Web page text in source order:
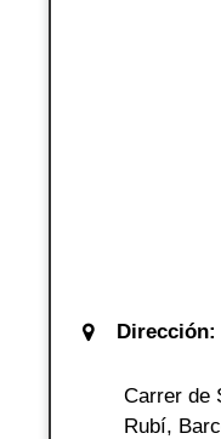
Dirección:
Carrer de
Rubí,